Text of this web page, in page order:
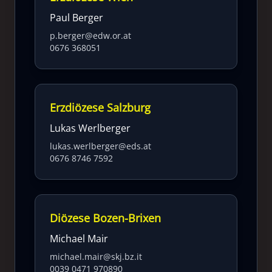
Paul Berger
p.berger@edw.or.at
0676 368051
Erzdiözese Salzburg
Lukas Werlberger
lukas.werlberger@eds.at
0676 8746 7592
Diözese Bozen-Brixen
Michael Mair
michael.mair@skj.bz.it
0039 0471 970890